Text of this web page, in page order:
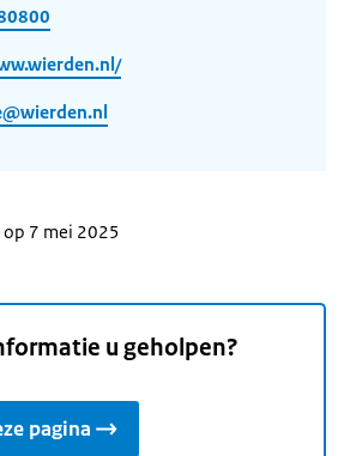
7 mei 2025
u geholpen?
pagina